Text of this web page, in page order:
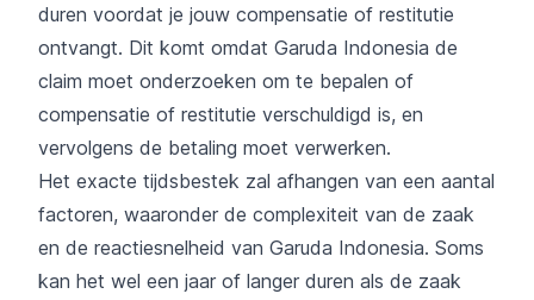
duren voordat je jouw compensatie of restitutie
ontvangt. Dit komt omdat Garuda Indonesia de
claim moet onderzoeken om te bepalen of
compensatie of restitutie verschuldigd is, en
vervolgens de betaling moet verwerken.
Het exacte tijdsbestek zal afhangen van een aantal
factoren, waaronder de complexiteit van de zaak
en de reactiesnelheid van Garuda Indonesia. Soms
kan het wel een jaar of langer duren als de zaak